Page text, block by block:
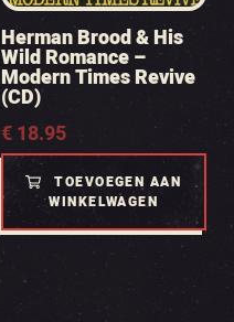
Herman Brood & His
Wild Romance –
Modern Times Revive
(CD)
€18.95
TOEVOEGEN AAN
WINKELWAGEN